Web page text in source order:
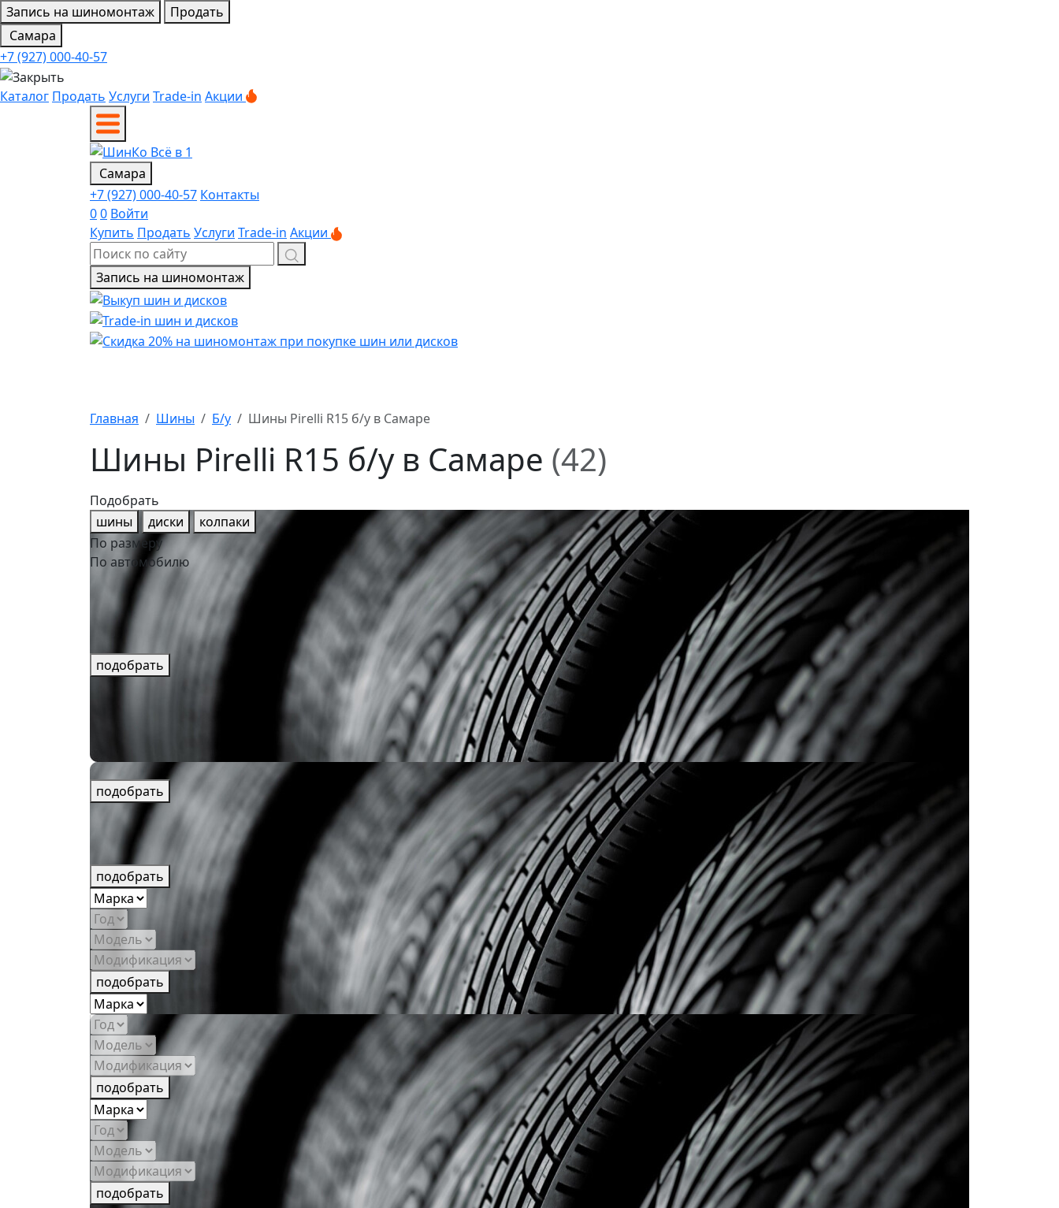
Запись на шиномонтаж
Продать
Самара
+7 (927) 000-40-57
Каталог Продать Услуги Trade-in Акции
Самара
+7 (927) 000-40-57 Контакты
00 Войти
Купить Продать Услуги Trade-in Акции
Запись на шиномонтаж
Главная Шины Б/у Шины Pirelli R15 б/у в Самаре
Шины Pirelli R15 б/у в Самаре (42)
Подобрать
шины
диски
колпаки
По размеру
По автомобилю
подобрать
подобрать
подобрать
подобрать
подобрать
подобрать